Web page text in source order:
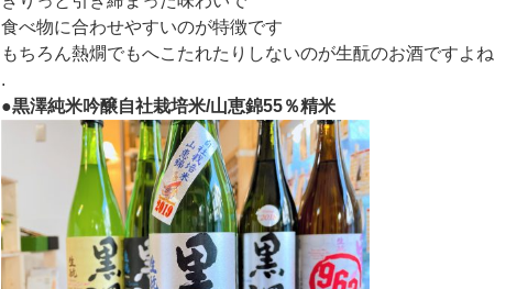
食べ物に合わせやすいのが特徴です
もちろん熱燗でもへこたれたりしないのが生酛のお酒ですよね
.
●黒澤純米吟醸自社栽培米/山恵錦55％精米